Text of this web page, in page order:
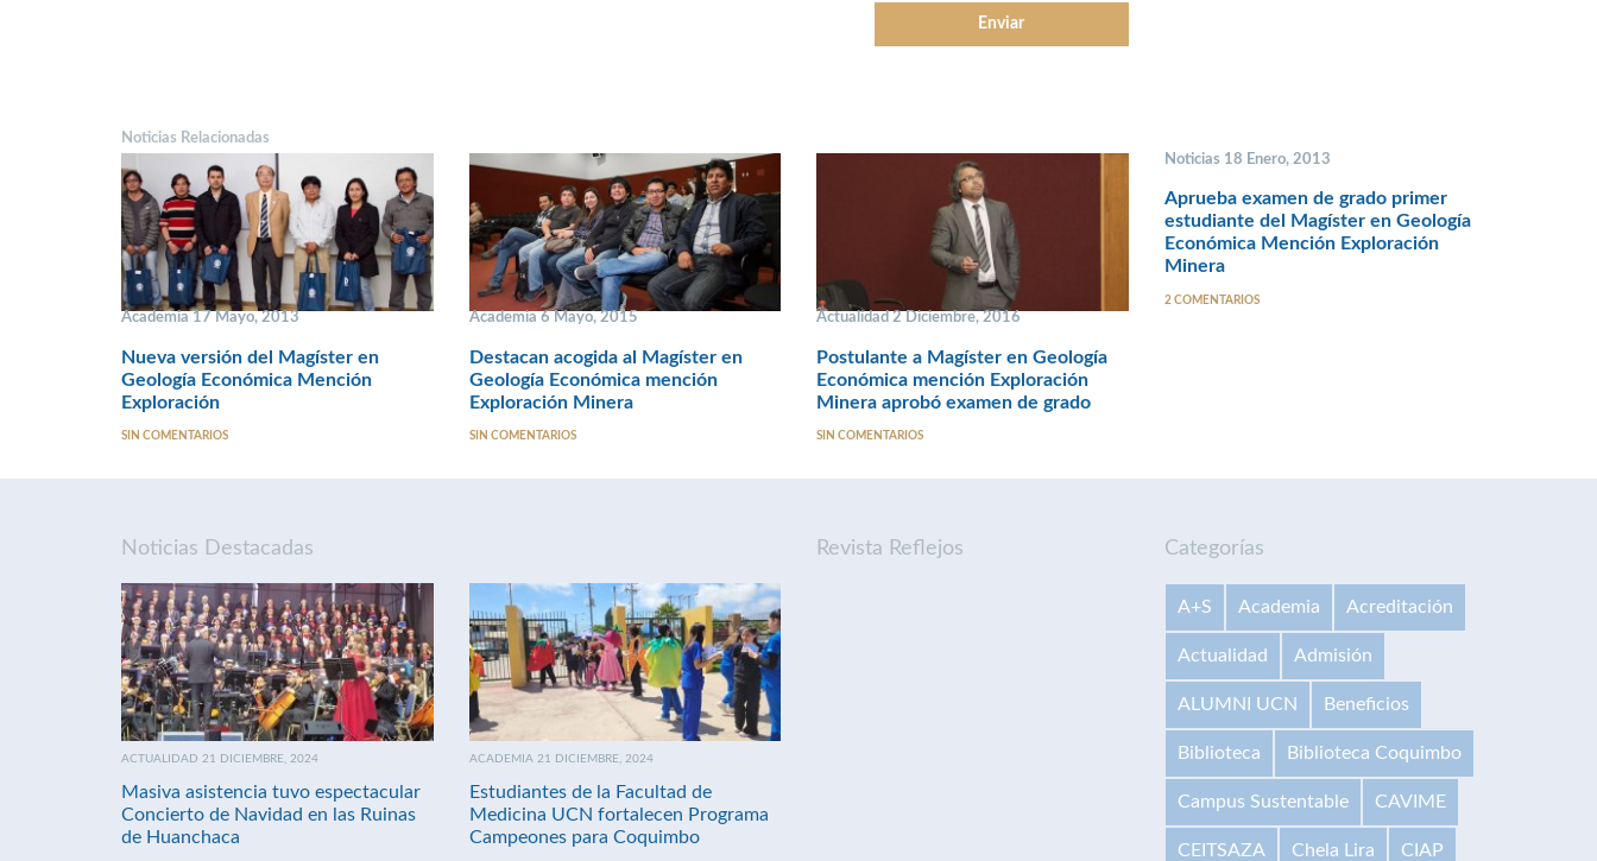
Noticias Relacionadas
Academia 17 Mayo, 2013
Nueva versión del Magíster en
Geología Económica Mención
Exploración
SIN COMENTARIOS
Academia 6 Mayo, 2015
Destacan acogida al Magíster en
Geología Económica mención
Exploración Minera
SIN COMENTARIOS
Actualidad 2 Diciembre, 2016
Postulante a Magíster en Geología
Económica mención Exploración
Minera aprobó examen de grado
SIN COMENTARIOS
Noticias 18 Enero, 2013
Aprueba examen de grado primer
estudiante del Magíster en Geología
Económica Mención Exploración
Minera
2 COMENTARIOS
Noticias Destacadas
ACTUALIDAD 21 DICIEMBRE, 2024
Masiva asistencia tuvo espectacular
Concierto de Navidad en las Ruinas
de Huanchaca
ACADEMIA 21 DICIEMBRE, 2024
Estudiantes de la Facultad de
Medicina UCN fortalecen Programa
Campeones para Coquimbo
Revista Reflejos Categorías
A+S Academia Acreditación
Actualidad Admisión
ALUMNI UCN Beneficios
Biblioteca Biblioteca Coquimbo
Campus Sustentable CAVIME
CEITSAZA Chela Lira CIAP